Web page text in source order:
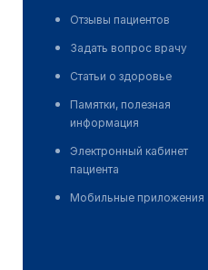
Отзывы пациентов
Задать вопрос врачу
Статьи о здоровье
Памятки, полезная
информация
Электронный кабинет
пациента
Мобильные приложения